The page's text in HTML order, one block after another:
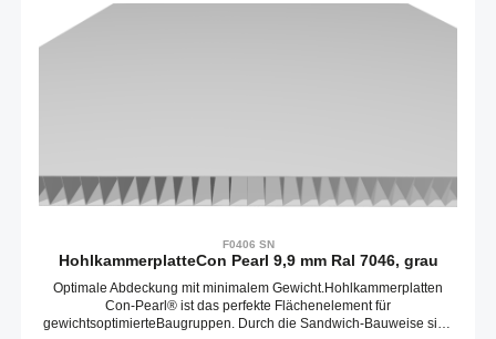
F0406 SN
HohlkammerplatteCon Pearl 9,9 mm Ral 7046, grau
Optimale Abdeckung mit minimalem Gewicht.Hohlkammerplatten
Con-Pearl® ist das perfekte Flächenelement für
gewichtsoptimierteBaugruppen. Durch die Sandwich-Bauweise sind